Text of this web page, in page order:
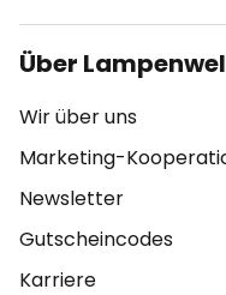
Über
Wir über uns
Marketing-
Newsletter
Gutscheincodes
Karriere